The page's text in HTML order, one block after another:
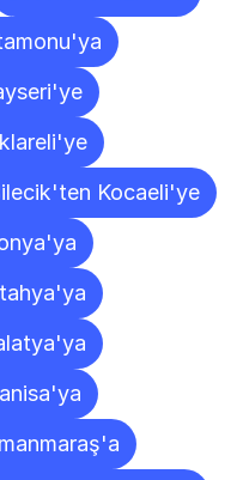
Kocaeli'ye